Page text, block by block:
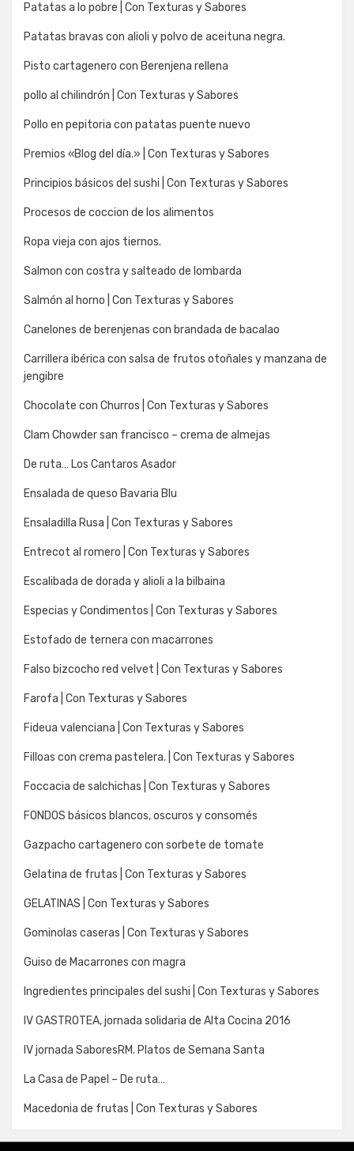
Patatas a lo pobre | Con Texturas y Sabores
Patatas bravas con alioli y polvo de aceituna negra.
Pisto cartagenero con Berenjena rellena
pollo al chilindrón | Con Texturas y Sabores
Pollo en pepitoria con patatas puente nuevo
Premios «Blog del día.» | Con Texturas y Sabores
Principios básicos del sushi | Con Texturas y Sabores
Procesos de coccion de los alimentos
Ropa vieja con ajos tiernos.
Salmon con costra y salteado de lombarda
Salmón al horno | Con Texturas y Sabores
Canelones de berenjenas con brandada de bacalao
Carrillera ibérica con salsa de frutos otoñales y manzana de
jengibre
Chocolate con Churros | Con Texturas y Sabores
Clam Chowder san francisco – crema de almejas
De ruta… Los Cantaros Asador
Ensalada de queso Bavaria Blu
Ensaladilla Rusa | Con Texturas y Sabores
Entrecot al romero | Con Texturas y Sabores
Escalibada de dorada y alioli a la bilbaina
Especias y Condimentos | Con Texturas y Sabores
Estofado de ternera con macarrones
Falso bizcocho red velvet | Con Texturas y Sabores
Farofa | Con Texturas y Sabores
Fideua valenciana | Con Texturas y Sabores
Filloas con crema pastelera. | Con Texturas y Sabores
Foccacia de salchichas | Con Texturas y Sabores
FONDOS básicos blancos, oscuros y consomés
Gazpacho cartagenero con sorbete de tomate
Gelatina de frutas | Con Texturas y Sabores
GELATINAS | Con Texturas y Sabores
Gominolas caseras | Con Texturas y Sabores
Guiso de Macarrones con magra
Ingredientes principales del sushi | Con Texturas y Sabores
IV GASTROTEA, jornada solidaria de Alta Cocina 2016
IV jornada SaboresRM. Platos de Semana Santa
La Casa de Papel – De ruta…
Macedonia de frutas | Con Texturas y Sabores